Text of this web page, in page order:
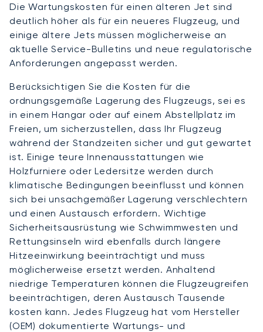
Die Wartungskosten für einen älteren Jet sind
deutlich höher als für ein neueres Flugzeug, und
einige ältere Jets müssen möglicherweise an
aktuelle Service-Bulletins und neue regulatorische
Anforderungen angepasst werden.
Berücksichtigen Sie die Kosten für die
ordnungsgemäße Lagerung des Flugzeugs, sei es
in einem Hangar oder auf einem Abstellplatz im
Freien, um sicherzustellen, dass Ihr Flugzeug
während der Standzeiten sicher und gut gewartet
ist. Einige teure Innenausstattungen wie
Holzfurniere oder Ledersitze werden durch
klimatische Bedingungen beeinflusst und können
sich bei unsachgemäßer Lagerung verschlechtern
und einen Austausch erfordern. Wichtige
Sicherheitsausrüstung wie Schwimmwesten und
Rettungsinseln wird ebenfalls durch längere
Hitzeeinwirkung beeinträchtigt und muss
möglicherweise ersetzt werden. Anhaltend
niedrige Temperaturen können die Flugzeugreifen
beeinträchtigen, deren Austausch Tausende
kosten kann. Jedes Flugzeug hat vom Hersteller
(OEM) dokumentierte Wartungs- und